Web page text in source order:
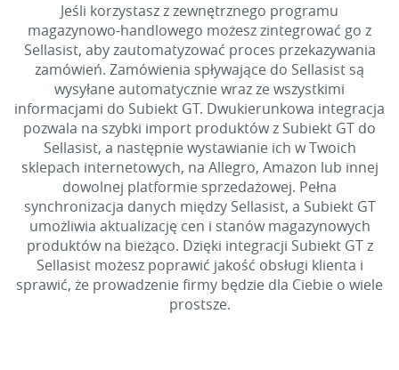
Jeśli korzystasz z zewnętrznego programu
magazynowo-handlowego możesz zintegrować go z
Sellasist, aby zautomatyzować proces przekazywania
zamówień. Zamówienia spływające do Sellasist są
wysyłane automatycznie wraz ze wszystkimi
informacjami do Subiekt GT. Dwukierunkowa integracja
pozwala na szybki import produktów z Subiekt GT do
Sellasist, a następnie wystawianie ich w Twoich
sklepach internetowych, na Allegro, Amazon lub innej
dowolnej platformie sprzedażowej. Pełna
synchronizacja danych między Sellasist, a Subiekt GT
umożliwia aktualizację cen i stanów magazynowych
produktów na bieżąco. Dzięki integracji Subiekt GT z
Sellasist możesz poprawić jakość obsługi klienta i
sprawić, że prowadzenie firmy będzie dla Ciebie o wiele
prostsze.